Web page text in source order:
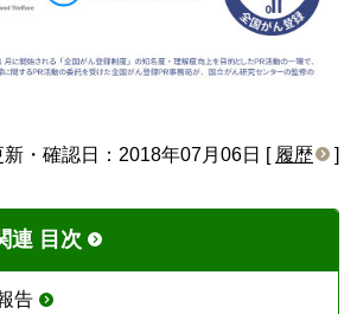
新・確認日：2018年07月06日 [ 履歴 ]
連 目次
告